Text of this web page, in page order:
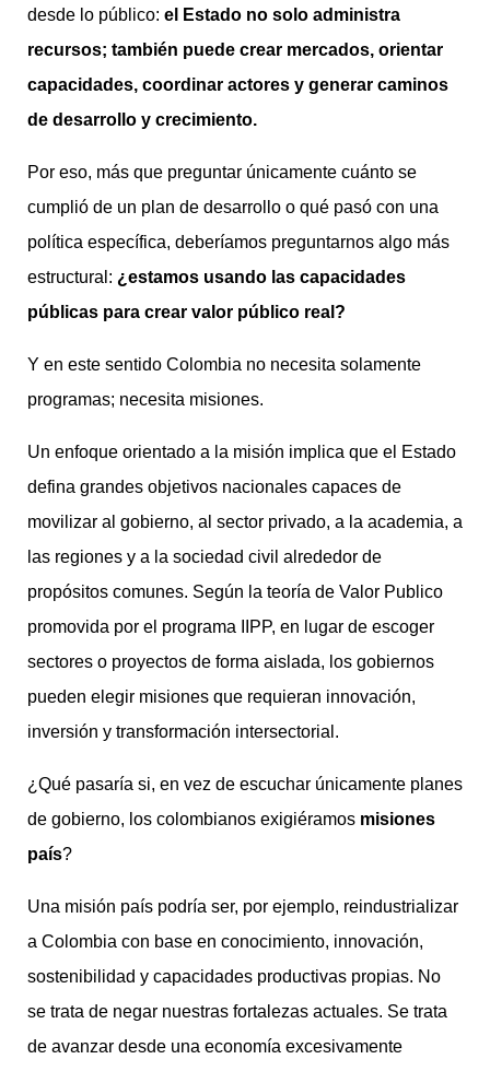
desde lo público: el Estado no solo administra
recursos; también puede crear mercados, orientar
capacidades, coordinar actores y generar caminos
de desarrollo y crecimiento.
Por eso, más que preguntar únicamente cuánto se
cumplió de un plan de desarrollo o qué pasó con una
política específica, deberíamos preguntarnos algo más
estructural: ¿estamos usando las capacidades
públicas para crear valor público real?
Y en este sentido Colombia no necesita solamente
programas; necesita misiones.
Un enfoque orientado a la misión implica que el Estado
defina grandes objetivos nacionales capaces de
movilizar al gobierno, al sector privado, a la academia, a
las regiones y a la sociedad civil alrededor de
propósitos comunes. Según la teoría de Valor Publico
promovida por el programa IIPP, en lugar de escoger
sectores o proyectos de forma aislada, los gobiernos
pueden elegir misiones que requieran innovación,
inversión y transformación intersectorial.
¿Qué pasaría si, en vez de escuchar únicamente planes
de gobierno, los colombianos exigiéramos misiones
país?
Una misión país podría ser, por ejemplo, reindustrializar
a Colombia con base en conocimiento, innovación,
sostenibilidad y capacidades productivas propias. No
se trata de negar nuestras fortalezas actuales. Se trata
de avanzar desde una economía excesivamente